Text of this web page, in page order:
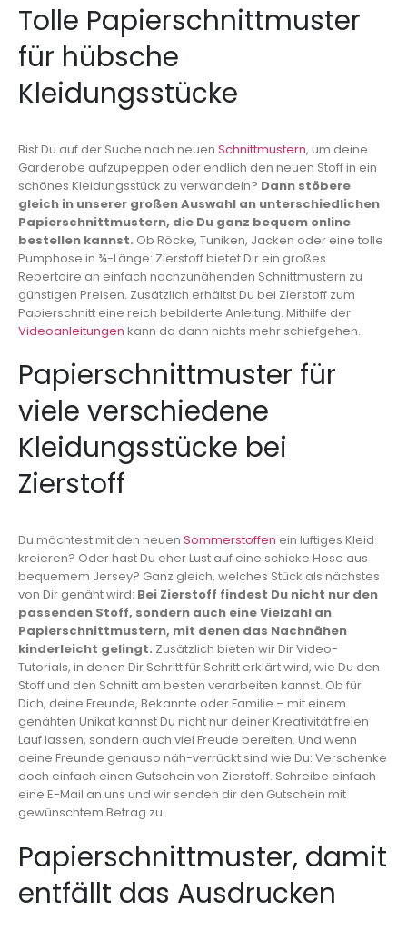
Tolle Papierschnittmuster
für hübsche
Kleidungsstücke
Bist Du auf der Suche nach neuen Schnittmustern, um deine
Garderobe aufzupeppen oder endlich den neuen Stoff in ein
schönes Kleidungsstück zu verwandeln? Dann stöbere
gleich in unserer großen Auswahl an unterschiedlichen
Papierschnittmustern, die Du ganz bequem online
bestellen kannst. Ob Röcke, Tuniken, Jacken oder eine tolle
Pumphose in ¾-Länge: Zierstoff bietet Dir ein großes
Repertoire an einfach nachzunähenden Schnittmustern zu
günstigen Preisen. Zusätzlich erhältst Du bei Zierstoff zum
Papierschnitt eine reich bebilderte Anleitung. Mithilfe der
Videoanleitungen kann da dann nichts mehr schiefgehen.
Papierschnittmuster für
viele verschiedene
Kleidungsstücke bei
Zierstoff
Du möchtest mit den neuen Sommerstoffen ein luftiges Kleid
kreieren? Oder hast Du eher Lust auf eine schicke Hose aus
bequemem Jersey? Ganz gleich, welches Stück als nächstes
von Dir genäht wird: Bei Zierstoff findest Du nicht nur den
passenden Stoff, sondern auch eine Vielzahl an
Papierschnittmustern, mit denen das Nachnähen
kinderleicht gelingt. Zusätzlich bieten wir Dir Video-
Tutorials, in denen Dir Schritt für Schritt erklärt wird, wie Du den
Stoff und den Schnitt am besten verarbeiten kannst. Ob für
Dich, deine Freunde, Bekannte oder Familie – mit einem
genähten Unikat kannst Du nicht nur deiner Kreativität freien
Lauf lassen, sondern auch viel Freude bereiten. Und wenn
deine Freunde genauso näh-verrückt sind wie Du: Verschenke
doch einfach einen Gutschein von Zierstoff. Schreibe einfach
eine E-Mail an uns und wir senden dir den Gutschein mit
gewünschtem Betrag zu.
Papierschnittmuster, damit
entfällt das Ausdrucken